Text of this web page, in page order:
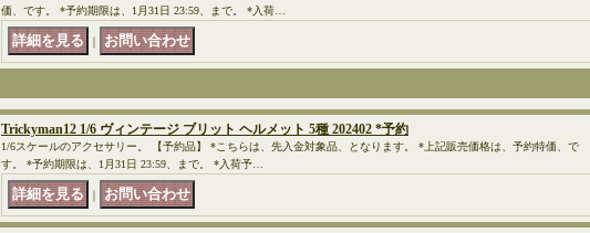
価、です。 *予約期限は、1月31日 23:59、まで。 *入荷…
｜
Trickyman12 1/6 ヴィンテージ ブリット ヘルメット 5種 202402 *予約
1/6スケールのアクセサリー。 【予約品】 *こちらは、先入金対象品、となります。 *上記販売価格は、予約特価、で
す。 *予約期限は、1月31日 23:59、まで。 *入荷予…
｜